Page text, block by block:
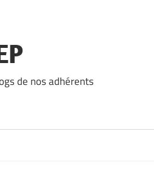
de nos adhérents